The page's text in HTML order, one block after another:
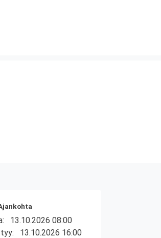
13.10.2026 08:00
13.10.2026 16:00